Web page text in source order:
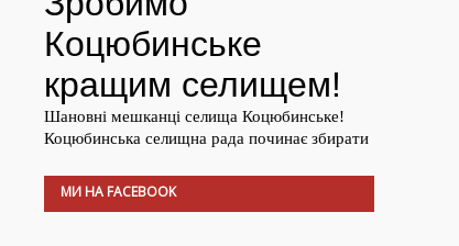
МИ НА FACEBOOK